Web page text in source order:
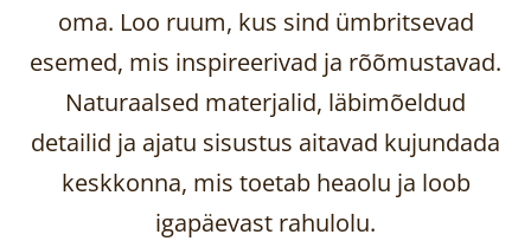
oma. Loo ruum, kus sind ümbritsevad
esemed, mis inspireerivad ja rõõmustavad.
Naturaalsed materjalid, läbimõeldud
detailid ja ajatu sisustus aitavad kujundada
keskkonna, mis toetab heaolu ja loob
igapäevast rahulolu.